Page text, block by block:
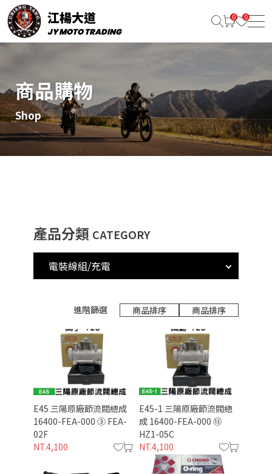
江楊大道
JY MOTO TRADING
商品購物
Shop
產品分類 CATEGORY
電裝線組/充電
進階篩選 商品排序 商品排序
E45 三陽原廠節流閥總成
16400-FEA-000 ③ FEA-
02F
NT.4,100
E45-1 三陽原廠節流閥總
成 16400-FEA-000 ⑬
HZ1-05C
NT.4,100